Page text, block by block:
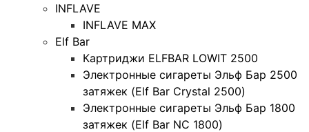
INFLAVE
INFLAVE MAX
Elf Bar
Картриджи ELFBAR LOWIT 2500
Электронные сигареты Эльф Бар 2500
затяжек (Elf Bar Crystal 2500)
Электронные сигареты Эльф Бар 1800
затяжек (Elf Bar NC 1800)